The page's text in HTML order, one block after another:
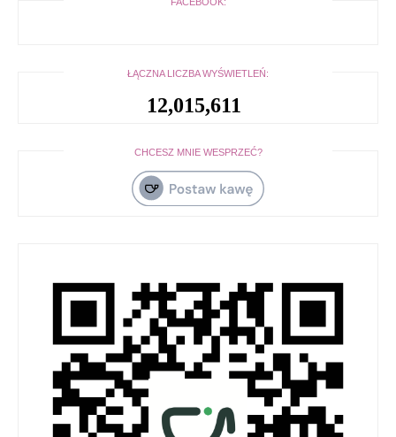
FACEBOOK:
ŁĄCZNA LICZBA WYŚWIETLEŃ:
12,015,611
CHCESZ MNIE WESPRZEĆ?